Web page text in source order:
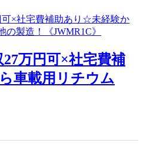
27万円可×社宅費補
車載用リチウム